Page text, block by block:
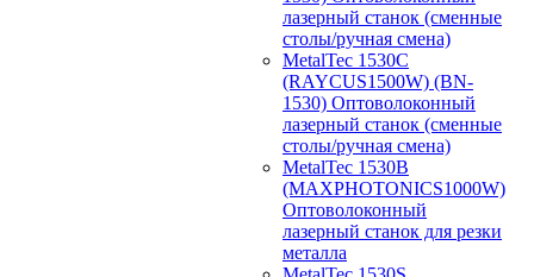
лазерный станок (сменные
столы/ручная смена)
MetalTec 1530С
(RAYCUS1500W) (BN-
1530) Оптоволоконный
лазерный станок (сменные
столы/ручная смена)
MetalTec 1530B
(MAXPHOTONICS1000W)
Оптоволоконный
лазерный станок для резки
металла